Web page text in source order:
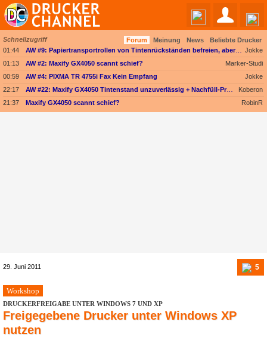
Schnellzugriff Forum Meinung News
Beliebte Drucker
01:44
AW #9: Papiertransportrollen von Tintenrückständen befreien, aber womit?
Jokke
01:13
AW #2: Maxify GX4050 scannt schief?
Marker-Studi
00:59
AW #4: PIXMA TR 4755i Fax Kein Empfang
Jokke
22:17
AW #22: Maxify GX4050 Tintenstand unzuverlässig + Nachfüll-Problem - Druckkopf in Gefahr
Koberon
21:37
Maxify GX4050 scannt schief? RobinR
29. Juni 2011 5
Workshop
DRUCKERFREIGABE UNTER WINDOWS 7 UND XP
Freigegebene Drucker unter Windows XP
nutzen
Angebote werden geladen...